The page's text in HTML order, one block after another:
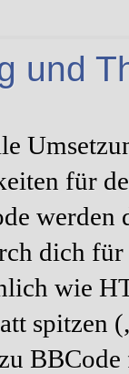
und
für
dich
wie
spitzen